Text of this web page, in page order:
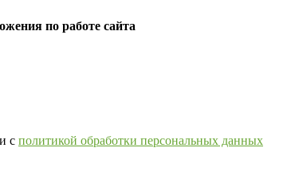
по работе сайта
с политикой обработки персональных данных